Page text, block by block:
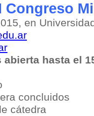
Congreso
en
hasta el
concluidos
cátedra